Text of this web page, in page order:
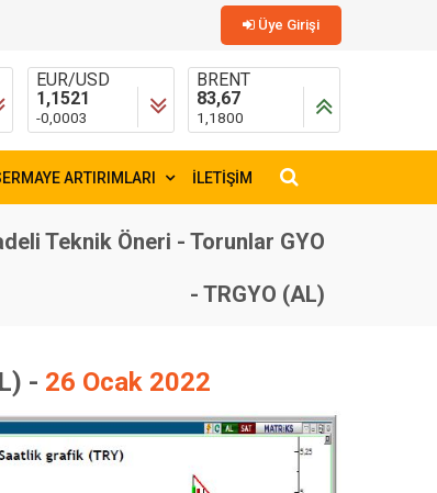
Üye Girişi
EUR/USD
1,1521
-0,0003
BRENT
83,67
1,1800
ARTIRIMLARI İLETİŞİM
×
Teknik Öneri - Torunlar GYO
- TRGYO (AL)
- 26 Ocak 2022